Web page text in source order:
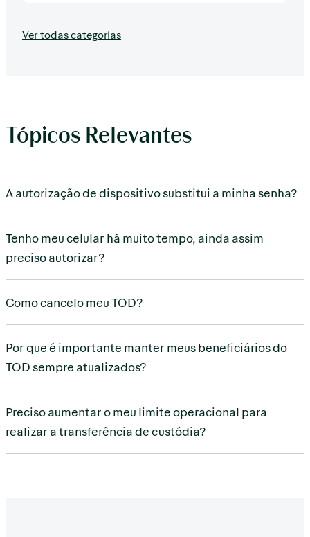
Ver todas categorias
Tópicos Relevantes
A autorização de dispositivo substitui a minha senha?
Tenho meu celular há muito tempo, ainda assim
preciso autorizar?
Como cancelo meu TOD?
Por que é importante manter meus beneficiários do
TOD sempre atualizados?
Preciso aumentar o meu limite operacional para
realizar a transferência de custódia?